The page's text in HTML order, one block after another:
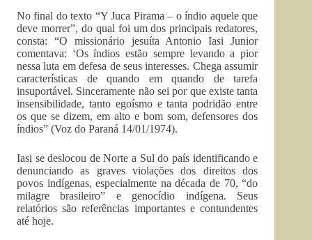
No final do texto “Y Juca Pirama – o índio aquele que
deve morrer”, do qual foi um dos principais redatores,
consta: “O missionário jesuíta Antonio Iasi Junior
comentava: ‘Os índios estão sempre levando a pior
nessa luta em defesa de seus interesses. Chega assumir
características de quando em quando de tarefa
insuportável. Sinceramente não sei por que existe tanta
insensibilidade, tanto egoísmo e tanta podridão entre
os que se dizem, em alto e bom som, defensores dos
índios” (Voz do Paraná 14/01/1974).
Iasi se deslocou de Norte a Sul do país identificando e
denunciando as graves violações dos direitos dos
povos indígenas, especialmente na década de 70, “do
milagre brasileiro” e genocídio indígena. Seus
relatórios são referências importantes e contundentes
até hoje.